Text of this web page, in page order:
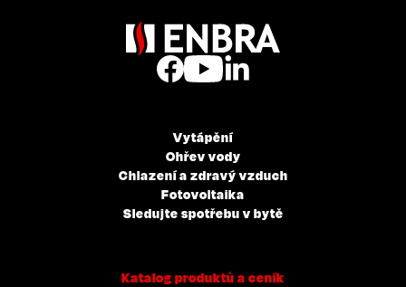
Vytápění
Ohřev vody
Chlazení a zdravý vzduch
Fotovoltaika
Sledujte spotřebu v bytě
Katalog produktů a ceník